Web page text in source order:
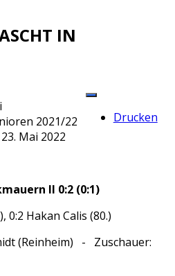
IN
Drucken
2021/22
Mai 2022
II 0:2 (0:1)
0:2 Hakan Calis (80.)
(Reinheim) - Zuschauer: